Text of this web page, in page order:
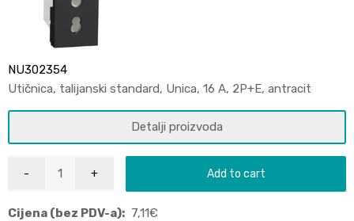
NU302354
Utičnica, talijanski standard, Unica, 16 A, 2P+E, antracit
Detalji proizvoda
Add to cart
Cijena (bez PDV-a): 7,11€